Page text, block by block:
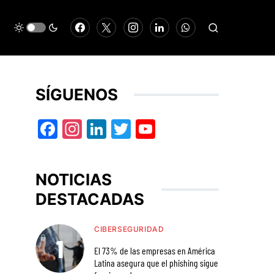
SÍGUENOS
Facebook
Instagram
LinkedIn
Twitter
NOTICIAS
DESTACADAS
CIBERSEGURIDAD
El 73% de las empresas en América
Latina asegura que el phishing sigue